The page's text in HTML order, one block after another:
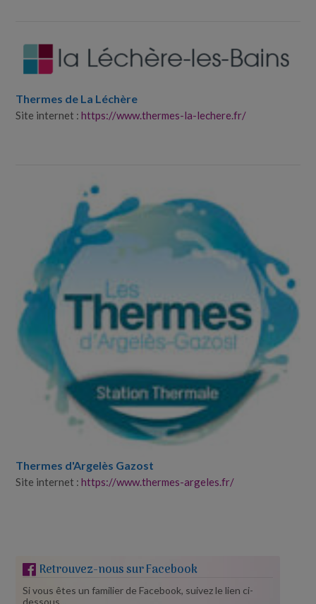
Thermes de La Léchère
Site internet :https://www.thermes-la-lechere.fr/
Thermes d'Argelès Gazost
Site internet :https://www.thermes-argeles.fr/
Retrouvez-nous sur Facebook
Si vous êtes un familier de Facebook, suivez le lien ci-